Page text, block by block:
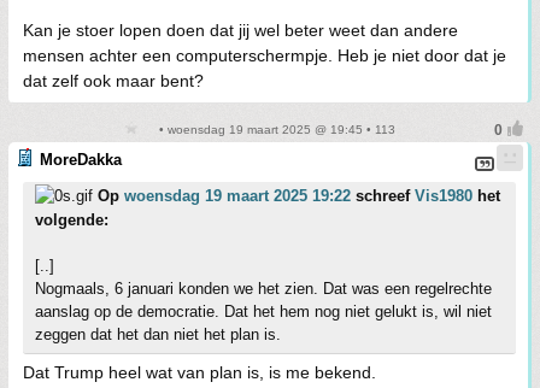
Kan je stoer lopen doen dat jij wel beter weet dan andere
mensen achter een computerschermpje. Heb je niet door dat je
dat zelf ook maar bent?
• woensdag 19 maart 2025 @ 19:45 • 113
MoreDakka
Op woensdag 19 maart 2025 19:22 schreef Vis1980 het
volgende:
[..]
Nogmaals, 6 januari konden we het zien. Dat was een regelrechte
aanslag op de democratie. Dat het hem nog niet gelukt is, wil niet
zeggen dat het dan niet het plan is.
Dat Trump heel wat van plan is, is me bekend.